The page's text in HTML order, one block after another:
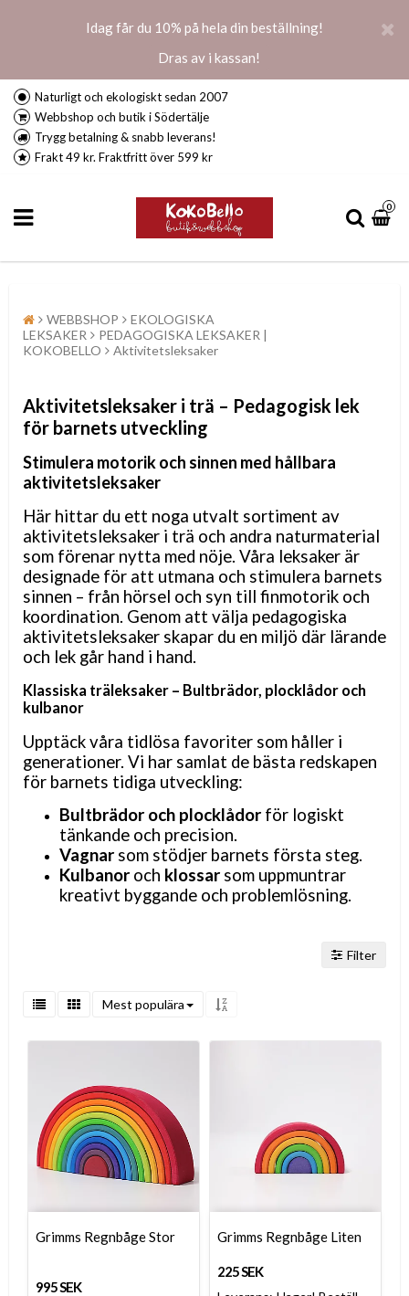
Idag får du 10% på hela din beställning!
Dras av i kassan!
Naturligt och ekologiskt sedan 2007
Webbshop och butik i Södertälje
Trygg betalning & snabb leverans!
Frakt 49 kr. Fraktfritt över 599 kr
0
WEBBSHOP
EKOLOGISKA
LEKSAKER
PEDAGOGISKA LEKSAKER |
KOKOBELLO
Aktivitetsleksaker
Aktivitetsleksaker i trä – Pedagogisk lek
för barnets utveckling
Stimulera motorik och sinnen med hållbara
aktivitetsleksaker
Här hittar du ett noga utvalt sortiment av
aktivitetsleksaker i trä och andra naturmaterial
som förenar nytta med nöje. Våra leksaker är
designade för att utmana och stimulera barnets
sinnen – från hörsel och syn till finmotorik och
koordination. Genom att välja pedagogiska
aktivitetsleksaker skapar du en miljö där lärande
och lek går hand i hand.
Klassiska träleksaker – Bultbrädor, plocklådor och
kulbanor
Upptäck våra tidlösa favoriter som håller i
generationer. Vi har samlat de bästa redskapen
för barnets tidiga utveckling:
Bultbrädor och plocklådor för logiskt
tänkande och precision.
Vagnar som stödjer barnets första steg.
Kulbanor och klossar som uppmuntrar
kreativt byggande och problemlösning.
Filter
Mest populära
Grimms Regnbåge Stor
995 SEK
Grimms Regnbåge Liten
225 SEK